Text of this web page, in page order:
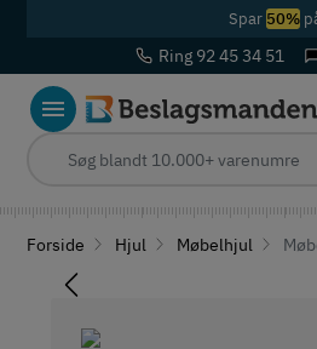
Spar 50%
Ring 92 45 34 51
Forside Hjul Møbelhjul